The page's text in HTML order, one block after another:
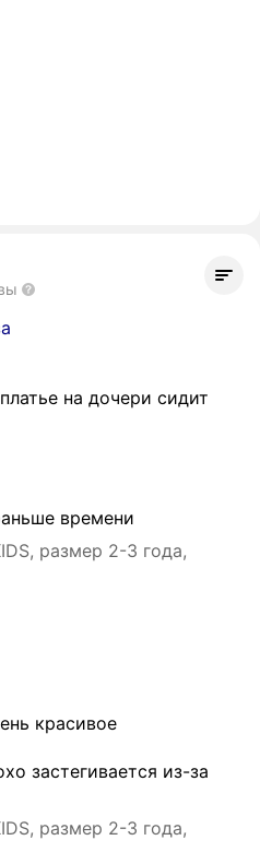
на дочери сидит
времени
размер 2-3 года,
красивое
застегивается из-за
размер 2-3 года,